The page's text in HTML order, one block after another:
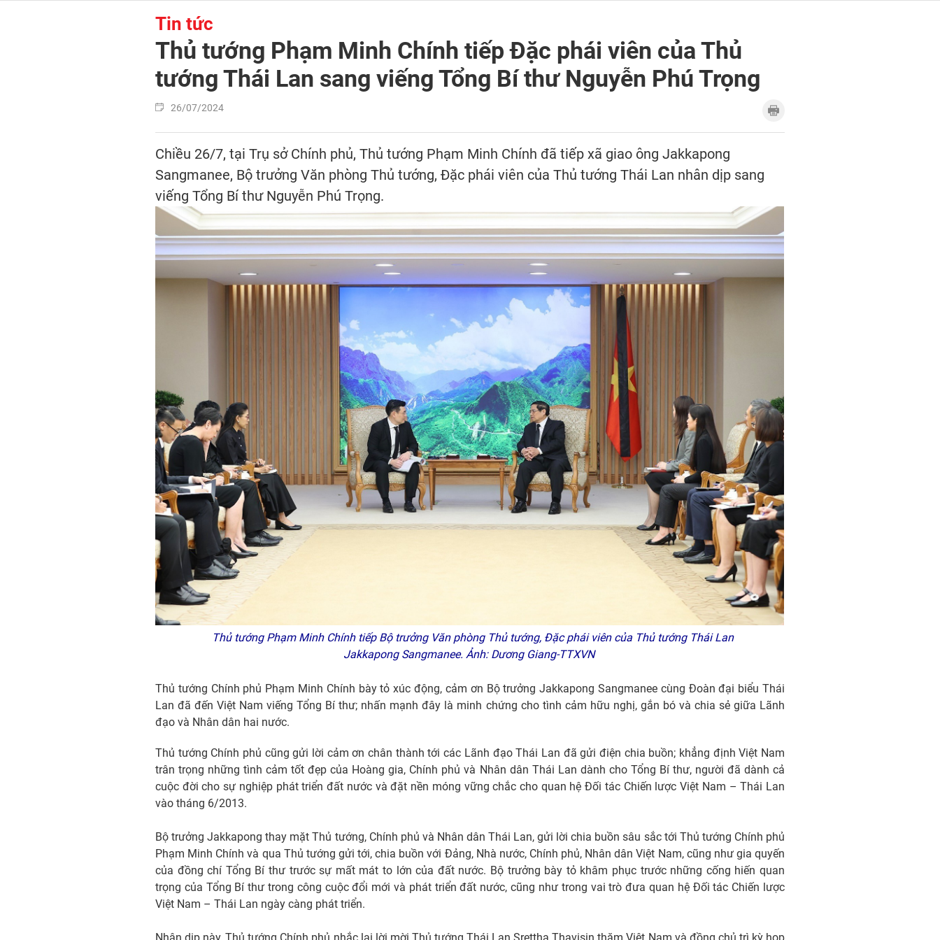
Tin tức
Thủ tướng Phạm Minh Chính tiếp Đặc phái viên của Thủ
tướng Thái Lan sang viếng Tổng Bí thư Nguyễn Phú Trọng
26/07/2024
Chiều 26/7, tại Trụ sở Chính phủ, Thủ tướng Phạm Minh Chính đã tiếp xã giao ông Jakkapong
Sangmanee, Bộ trưởng Văn phòng Thủ tướng, Đặc phái viên của Thủ tướng Thái Lan nhân dịp sang
viếng Tổng Bí thư Nguyễn Phú Trọng.
Thủ tướng Phạm Minh Chính tiếp Bộ trưởng Văn phòng Thủ tướng, Đặc phái viên của Thủ tướng Thái Lan
Jakkapong Sangmanee. Ảnh: Dương Giang-TTXVN
Thủ tướng Chính phủ Phạm Minh Chính bày tỏ xúc động, cảm ơn Bộ trưởng Jakkapong Sangmanee cùng Đoàn đại biểu Thái
Lan đã đến Việt Nam viếng Tổng Bí thư; nhấn mạnh đây là minh chứng cho tình cảm hữu nghị, gắn bó và chia sẻ giữa Lãnh
đạo và Nhân dân hai nước.
Thủ tướng Chính phủ cũng gửi lời cảm ơn chân thành tới các Lãnh đạo Thái Lan đã gửi điện chia buồn; khẳng định Việt Nam
trân trọng những tình cảm tốt đẹp của Hoàng gia, Chính phủ và Nhân dân Thái Lan dành cho Tổng Bí thư, người đã dành cả
cuộc đời cho sự nghiệp phát triển đất nước và đặt nền móng vững chắc cho quan hệ Đối tác Chiến lược Việt Nam – Thái Lan
vào tháng 6/2013.
Bộ trưởng Jakkapong thay mặt Thủ tướng, Chính phủ và Nhân dân Thái Lan, gửi lời chia buồn sâu sắc tới Thủ tướng Chính phủ
Phạm Minh Chính và qua Thủ tướng gửi tới, chia buồn với Đảng, Nhà nước, Chính phủ, Nhân dân Việt Nam, cũng như gia quyến
của đồng chí Tổng Bí thư trước sự mất mát to lớn của đất nước. Bộ trưởng bày tỏ khâm phục trước những cống hiến quan
trọng của Tổng Bí thư trong công cuộc đổi mới và phát triển đất nước, cũng như trong vai trò đưa quan hệ Đối tác Chiến lược
Việt Nam – Thái Lan ngày càng phát triển.